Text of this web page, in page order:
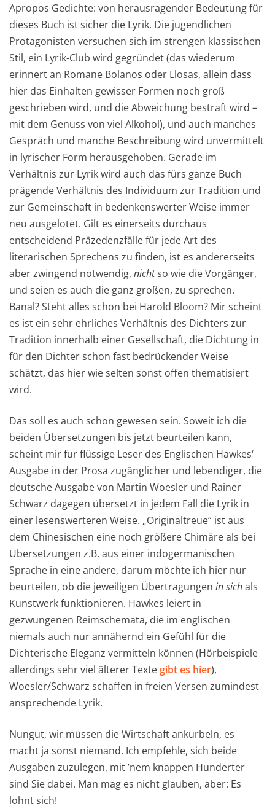
Apropos Gedichte: von herausragender Bedeutung für
dieses Buch ist sicher die Lyrik. Die jugendlichen
Protagonisten versuchen sich im strengen klassischen
Stil, ein Lyrik-Club wird gegründet (das wiederum
erinnert an Romane Bolanos oder Llosas, allein dass
hier das Einhalten gewisser Formen noch groß
geschrieben wird, und die Abweichung bestraft wird –
mit dem Genuss von viel Alkohol), und auch manches
Gespräch und manche Beschreibung wird unvermittelt
in lyrischer Form herausgehoben. Gerade im
Verhältnis zur Lyrik wird auch das fürs ganze Buch
prägende Verhältnis des Individuum zur Tradition und
zur Gemeinschaft in bedenkenswerter Weise immer
neu ausgelotet. Gilt es einerseits durchaus
entscheidend Präzedenzfälle für jede Art des
literarischen Sprechens zu finden, ist es andererseits
aber zwingend notwendig, nichtso wie die Vorgänger,
und seien es auch die ganz großen, zu sprechen.
Banal? Steht alles schon bei Harold Bloom? Mir scheint
es ist ein sehr ehrliches Verhältnis des Dichters zur
Tradition innerhalb einer Gesellschaft, die Dichtung in
für den Dichter schon fast bedrückender Weise
schätzt, das hier wie selten sonst offen thematisiert
wird.
Das soll es auch schon gewesen sein. Soweit ich die
beiden Übersetzungen bis jetzt beurteilen kann,
scheint mir für flüssige Leser des Englischen Hawkes‘
Ausgabe in der Prosa zugänglicher und lebendiger, die
deutsche Ausgabe von Martin Woesler und Rainer
Schwarz dagegen übersetzt in jedem Fall die Lyrik in
einer lesenswerteren Weise. „Originaltreue“ ist aus
dem Chinesischen eine noch größere Chimäre als bei
Übersetzungen z.B. aus einer indogermanischen
Sprache in eine andere, darum möchte ich hier nur
beurteilen, ob die jeweiligen Übertragungen in sichals
Kunstwerk funktionieren. Hawkes leiert in
gezwungenen Reimschemata, die im englischen
niemals auch nur annähernd ein Gefühl für die
Dichterische Eleganz vermitteln können (Hörbeispiele
allerdings sehr viel älterer Textegibt es hier),
Woesler/Schwarz schaffen in freien Versen zumindest
ansprechende Lyrik.
Nungut, wir müssen die Wirtschaft ankurbeln, es
macht ja sonst niemand. Ich empfehle, sich beide
Ausgaben zuzulegen, mit ’nem knappen Hunderter
sind Sie dabei. Man mag es nicht glauben, aber: Es
lohnt sich!